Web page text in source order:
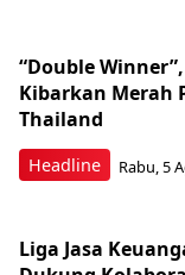
Headline
“Double
Kibarkan Merah
Thailand
Rabu, 5
Liga Jasa